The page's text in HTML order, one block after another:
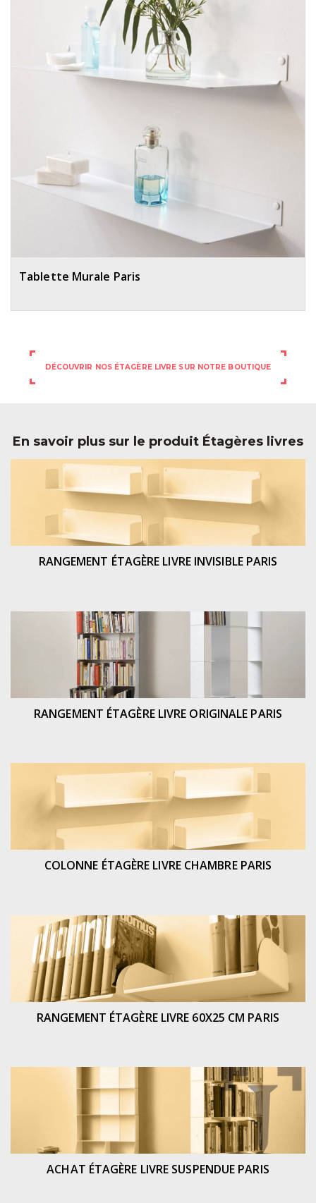
Tablette Murale Paris
DÉCOUVRIR NOS ÉTAGÈRE LIVRE SUR NOTRE BOUTIQUE
En savoir plus sur le produit Étagères livres
RANGEMENT ÉTAGÈRE LIVRE INVISIBLE PARIS
RANGEMENT ÉTAGÈRE LIVRE ORIGINALE PARIS
COLONNE ÉTAGÈRE LIVRE CHAMBRE PARIS
RANGEMENT ÉTAGÈRE LIVRE 60X25 CM PARIS
ACHAT ÉTAGÈRE LIVRE SUSPENDUE PARIS